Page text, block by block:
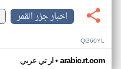
اخبار جزر القمر
QG60YL
ار تي عربي• arabic.rt.com